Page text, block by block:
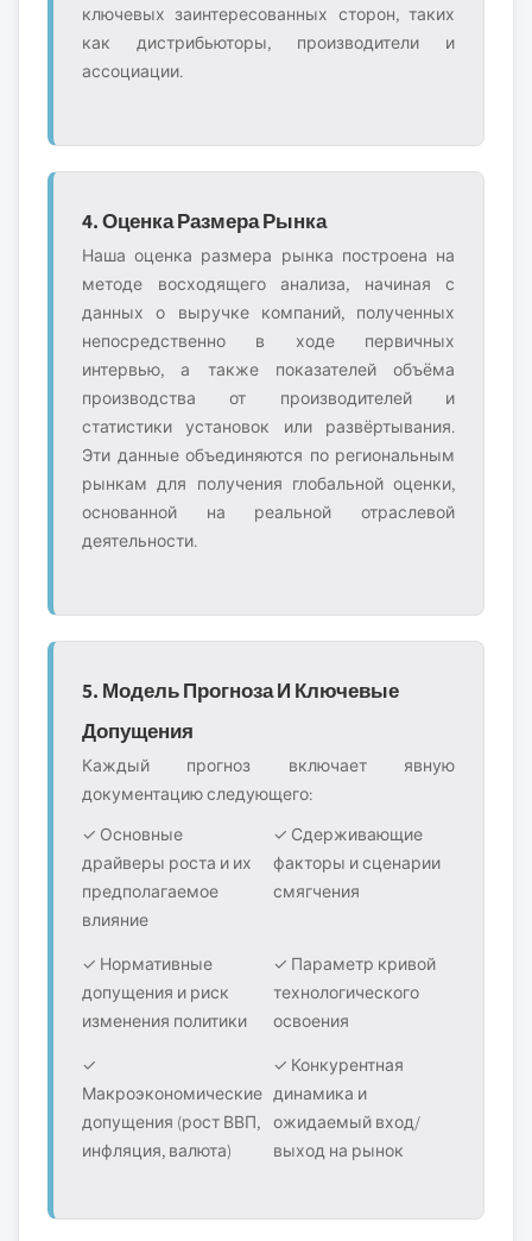
ключевых заинтересованных сторон, таких
как дистрибьюторы, производители и
ассоциации.
4. Оценка Размера Рынка
Наша оценка размера рынка построена на
методе восходящего анализа, начиная с
данных о выручке компаний, полученных
непосредственно в ходе первичных
интервью, а также показателей объёма
производства от производителей и
статистики установок или развёртывания.
Эти данные объединяются по региональным
рынкам для получения глобальной оценки,
основанной на реальной отраслевой
деятельности.
5. Модель Прогноза И Ключевые
Допущения
Каждый прогноз включает явную
документацию следующего:
✓ Основные
драйверы роста и их
предполагаемое
влияние
✓ Сдерживающие
факторы и сценарии
смягчения
✓ Нормативные
допущения и риск
изменения политики
✓ Параметр кривой
технологического
освоения
✓
Макроэкономические
допущения (рост ВВП,
инфляция, валюта)
✓ Конкурентная
динамика и
ожидаемый вход/
выход на рынок